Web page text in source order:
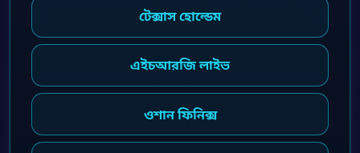
টেক্সাস হোল্ডেম
এইচআরজি লাইভ
ওশান ফিনিক্স